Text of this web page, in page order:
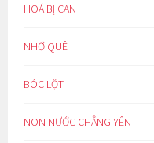
HOÁ BỊ CAN
NHỚ QUÊ
BÓC LỘT
NON NƯỚC CHẲNG YÊN